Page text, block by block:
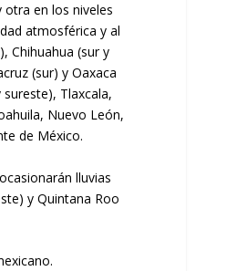
en los niveles
atmosférica y al
Chihuahua (sur y
(sur) y Oaxaca
Tlaxcala,
Nuevo León,
de México.
lluvias
y Quintana Roo